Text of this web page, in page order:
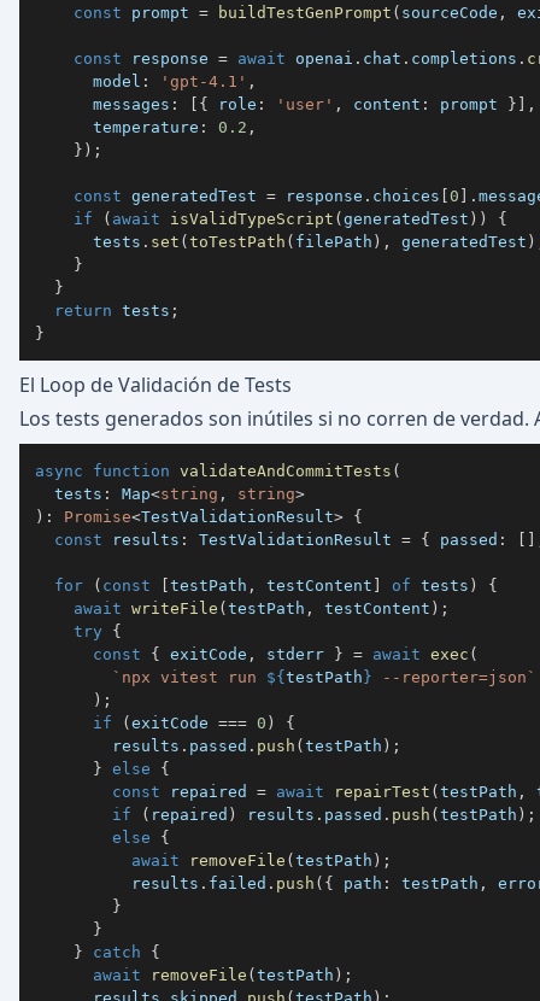
const prompt = buildTestGenPrompt ( sourceCode ,
const response = await openai . chat . completions .
      model
: 'gpt-4.1' ,
      messages
: [ { role : 'user' , content : prompt } ] ,
      temperature
: 0.2 ,
} ) ;
const generatedTest = response . choices [0 ] .
if
( await isValidTypeScript (generatedTest ) )
{
      tests
. set (toTestPath ( filePath ) , generatedTest )
}
}
return tests ;
}
El Loop de Validación de Tests
Los tests generados son inútiles si no corren de verdad.
async function validateAndCommitTests (
  tests
: Map<string , string>
) : Promise<TestValidationResult> {
const results : TestValidationResult = { passed : [ ]
for ( const [testPath , testContent ] of tests )
{
await writeFile (testPath , testContent ) ;
try
{
const
{ exitCode , stderr } = await exec (
` npx vitest run ${testPath} --reporter=json `
) ;
if
(exitCode === 0 )
{
        results
. passed . push (testPath ) ;
} else
{
const repaired = await repairTest (testPath ,
if
( repaired ) results . passed . push (testPath ) ;
else
{
await
removeFile (testPath ) ;
          results
. failed . push ( { path : testPath ,
}
}
}
catch
{
await
removeFile (testPath ) ;
      results
skipped push (testPath ) ;